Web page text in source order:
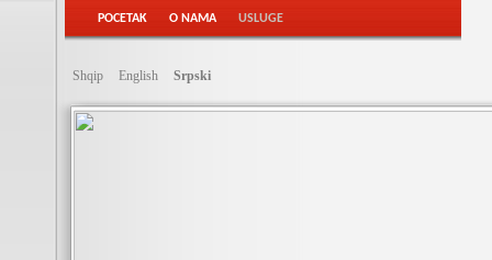
POCETAK O NAMA USLUGE
Shqip English Srpski